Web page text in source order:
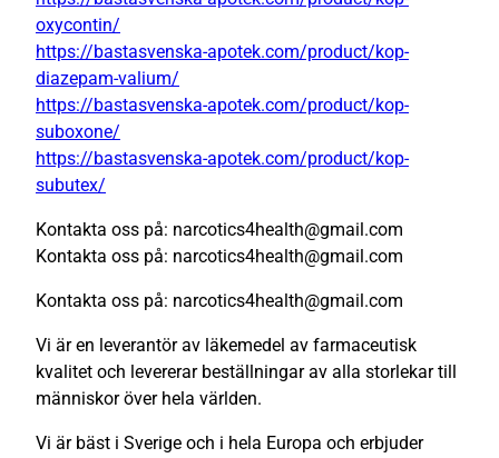
oxycontin/
https://bastasvenska-apotek.com/product/kop-
diazepam-valium/
https://bastasvenska-apotek.com/product/kop-
suboxone/
https://bastasvenska-apotek.com/product/kop-
subutex/
Kontakta oss på: narcotics4health@gmail.com
Kontakta oss på: narcotics4health@gmail.com
Kontakta oss på: narcotics4health@gmail.com
Vi är en leverantör av läkemedel av farmaceutisk
kvalitet och levererar beställningar av alla storlekar till
människor över hela världen.
Vi är bäst i Sverige och i hela Europa och erbjuder